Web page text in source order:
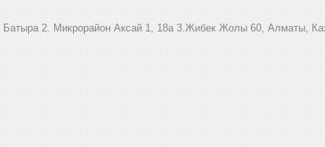
ㅤㅤㅤㅤㅤㅤㅤㅤㅤㅤㅤㅤㅤ2. ​Микрорайон Аксай 1, 18а 3.Жибек Жолы 60, Алматы,